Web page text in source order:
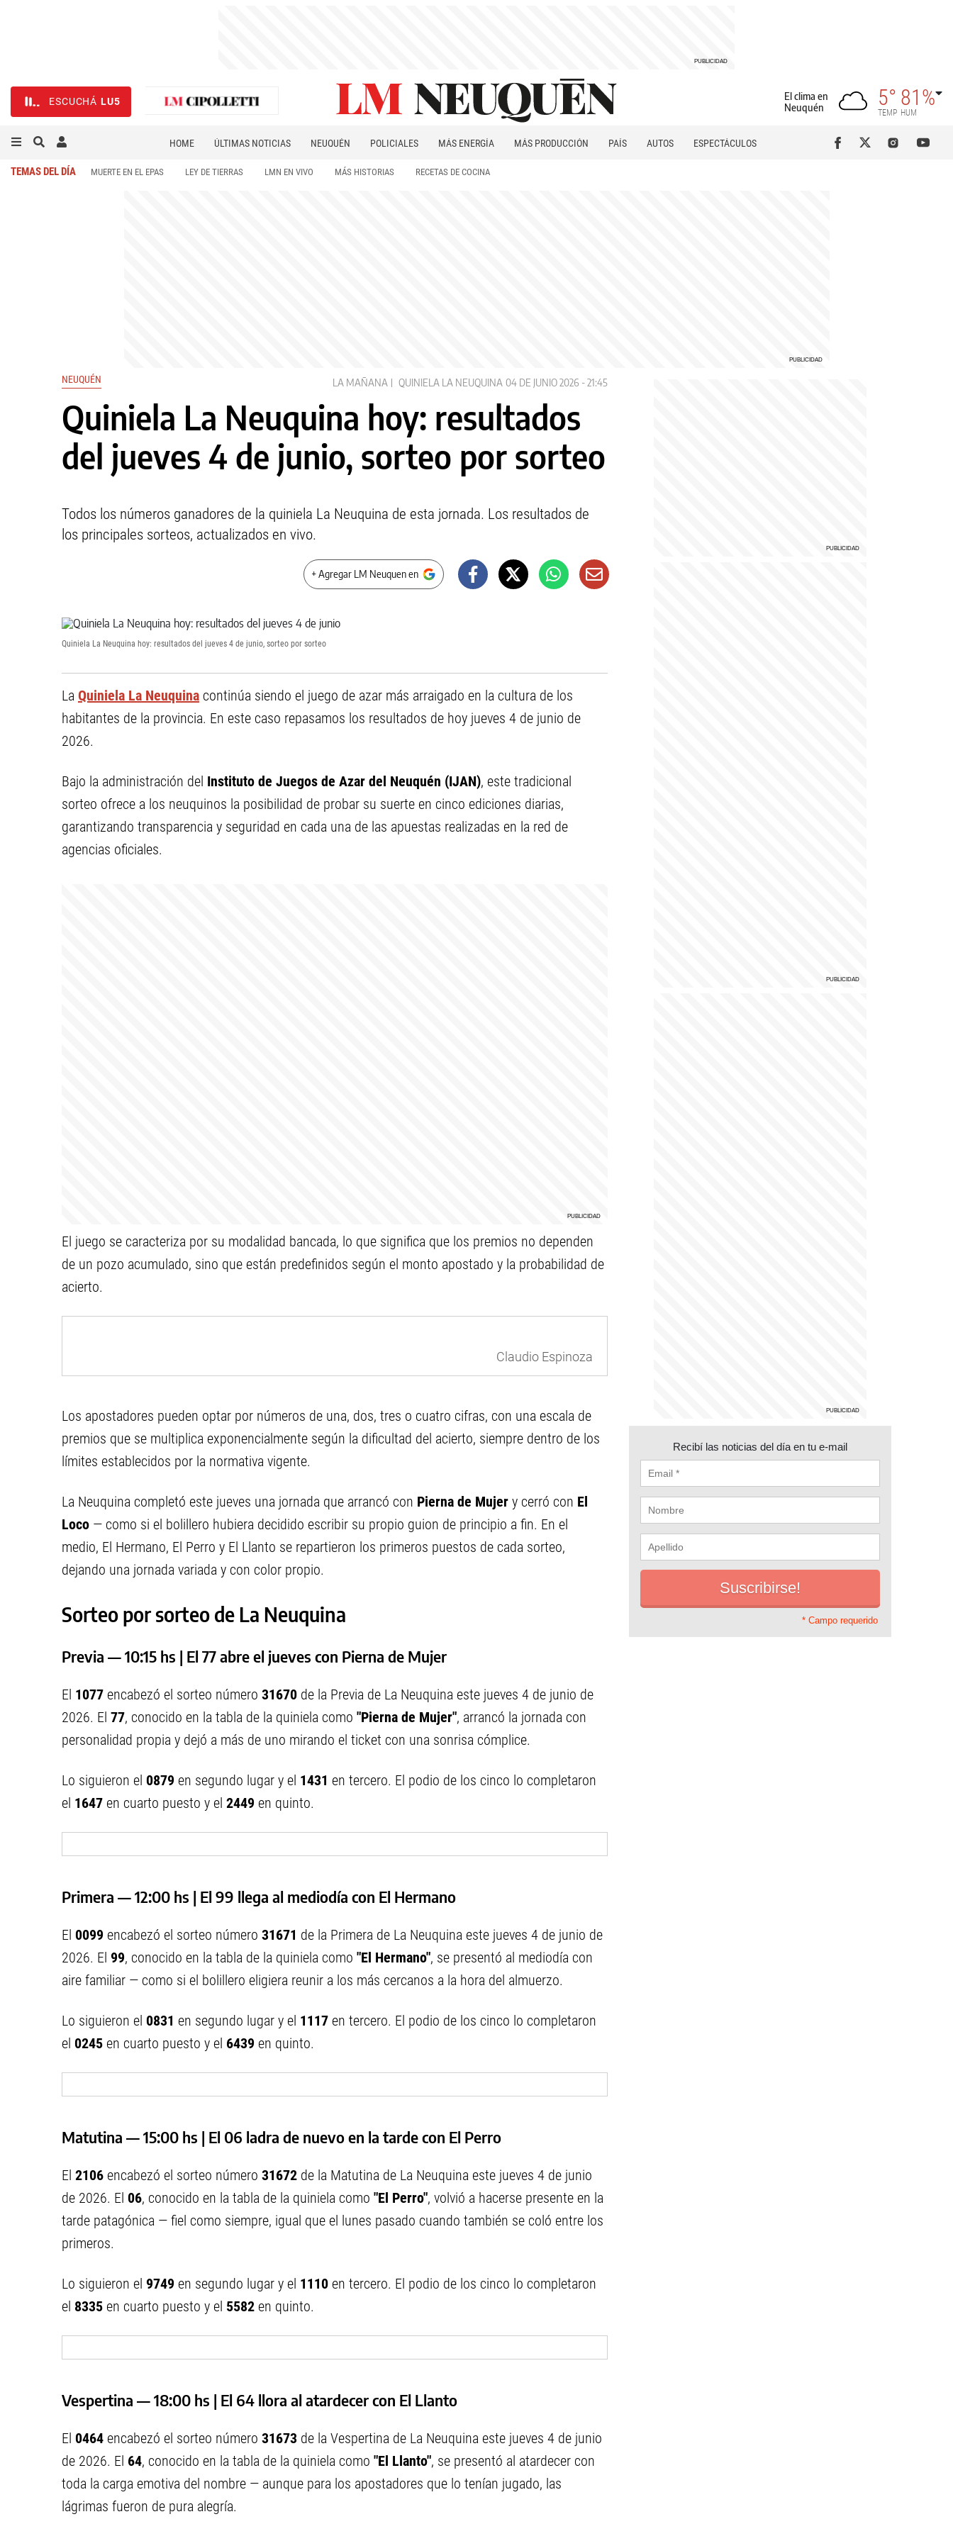
ESCUCHÁ LU5
El clima en
Neuquén
5°
TEMP
81%
HUM
HOME ÚLTIMAS NOTICIAS NEUQUÉN POLICIALES MÁS ENERGÍA MÁS PRODUCCIÓN PAÍS AUTOS
ESPECTÁCULOS
TEMAS DEL DÍA MUERTE EN EL EPAS LEY DE TIERRAS LMN EN VIVO MÁS HISTORIAS RECETAS DE COCINA
NEUQUÉN LA MAÑANA QUINIELA LA NEUQUINA 04 DE JUNIO 2026 - 21:45
Quiniela La Neuquina hoy: resultados
del jueves 4 de junio, sorteo por sorteo
Todos los números ganadores de la quiniela La Neuquina de esta jornada. Los resultados de
los principales sorteos, actualizados en vivo.
+ Agregar LM Neuquen en
Quiniela La Neuquina hoy: resultados del jueves 4 de junio, sorteo por sorteo
La Quiniela La Neuquina continúa siendo el juego de azar más arraigado en la cultura de los
habitantes de la provincia. En este caso repasamos los resultados de hoy jueves 4 de junio de
2026.
Bajo la administración del Instituto de Juegos de Azar del Neuquén (IJAN), este tradicional
sorteo ofrece a los neuquinos la posibilidad de probar su suerte en cinco ediciones diarias,
garantizando transparencia y seguridad en cada una de las apuestas realizadas en la red de
agencias oficiales.
El juego se caracteriza por su modalidad bancada, lo que significa que los premios no dependen
de un pozo acumulado, sino que están predefinidos según el monto apostado y la probabilidad de
acierto.
Claudio Espinoza
Los apostadores pueden optar por números de una, dos, tres o cuatro cifras, con una escala de
premios que se multiplica exponencialmente según la dificultad del acierto, siempre dentro de los
límites establecidos por la normativa vigente.
La Neuquina completó este jueves una jornada que arrancó con Pierna de Mujer y cerró con El
Loco — como si el bolillero hubiera decidido escribir su propio guion de principio a fin. En el
medio, El Hermano, El Perro y El Llanto se repartieron los primeros puestos de cada sorteo,
dejando una jornada variada y con color propio.
Sorteo por sorteo de La Neuquina
Previa — 10:15 hs | El 77 abre el jueves con Pierna de Mujer
El 1077 encabezó el sorteo número 31670 de la Previa de La Neuquina este jueves 4 de junio de
2026. El 77, conocido en la tabla de la quiniela como "Pierna de Mujer", arrancó la jornada con
personalidad propia y dejó a más de uno mirando el ticket con una sonrisa cómplice.
Lo siguieron el 0879 en segundo lugar y el 1431 en tercero. El podio de los cinco lo completaron
el 1647 en cuarto puesto y el 2449 en quinto.
Primera — 12:00 hs | El 99 llega al mediodía con El Hermano
El 0099 encabezó el sorteo número 31671 de la Primera de La Neuquina este jueves 4 de junio de
2026. El 99, conocido en la tabla de la quiniela como "El Hermano", se presentó al mediodía con
aire familiar — como si el bolillero eligiera reunir a los más cercanos a la hora del almuerzo.
Lo siguieron el 0831 en segundo lugar y el 1117 en tercero. El podio de los cinco lo completaron
el 0245 en cuarto puesto y el 6439 en quinto.
Matutina — 15:00 hs | El 06 ladra de nuevo en la tarde con El Perro
El 2106 encabezó el sorteo número 31672 de la Matutina de La Neuquina este jueves 4 de junio
de 2026. El 06, conocido en la tabla de la quiniela como "El Perro", volvió a hacerse presente en la
tarde patagónica — fiel como siempre, igual que el lunes pasado cuando también se coló entre los
primeros.
Lo siguieron el 9749 en segundo lugar y el 1110 en tercero. El podio de los cinco lo completaron
el 8335 en cuarto puesto y el 5582 en quinto.
Vespertina — 18:00 hs | El 64 llora al atardecer con El Llanto
El 0464 encabezó el sorteo número 31673 de la Vespertina de La Neuquina este jueves 4 de junio
de 2026. El 64, conocido en la tabla de la quiniela como "El Llanto", se presentó al atardecer con
toda la carga emotiva del nombre — aunque para los apostadores que lo tenían jugado, las
lágrimas fueron de pura alegría.
Recibí las noticias del día en tu e-mail
* Campo requerido